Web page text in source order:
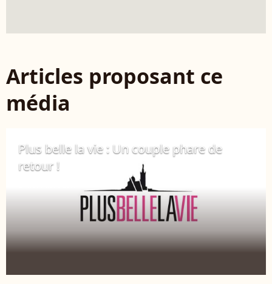
Articles proposant ce
média
Plus belle la vie : Un couple phare de
retour !